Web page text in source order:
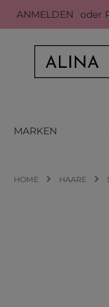
Hauptinhalt
Zur Suche
Zur
ANMELDEN oder
MARKEN
HOME HAARE